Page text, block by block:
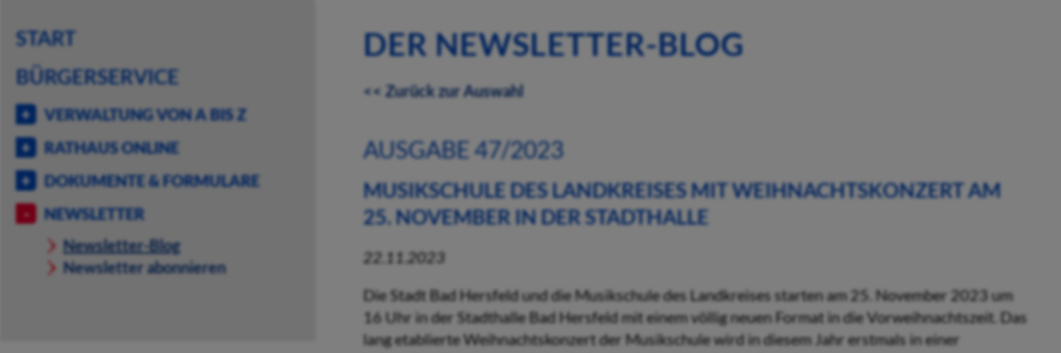
START
BÜRGERSERVICE
VERWALTUNG VON A BIS Z
RATHAUS ONLINE
DOKUMENTE & FORMULARE
NEWSLETTER
Newsletter-Blog
Newsletter abonnieren
DER NEWSLETTER-BLOG
<< Zurück zur Auswahl
AUSGABE 47/2023
MUSIKSCHULE DES LANDKREISES MIT WEIHNACHTSKONZERT AM
25. NOVEMBER IN DER STADTHALLE
22.11.2023
Die Stadt Bad Hersfeld und die Musikschule des Landkreises starten am 25. November 2023 um
16 Uhr in der Stadthalle Bad Hersfeld mit einem völlig neuen Format in die Vorweihnachtszeit. Das
lang etablierte Weihnachtskonzert der Musikschule wird in diesem Jahr erstmals in einer